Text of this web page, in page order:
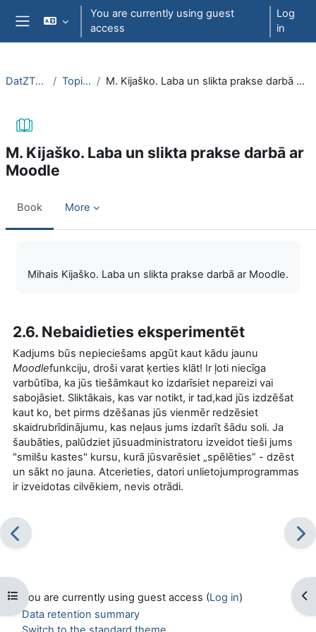
Skip to main content
You are currently using guest
access
Log
in
Open course index
DatZT003 Topic 2 M. Kijaško. Laba un slikta prakse darbā ar Moodle
M. Kijaško. Laba un slikta prakse darbā ar
Moodle
Book More
Mihais Kijaško. Laba un slikta prakse darbā ar Moodle.
2.6. Nebaidieties eksperimentēt
Kadjums būs nepieciešams apgūt kaut kādu jaunu
Moodlefunkciju, droši varat ķerties klāt! Ir ļoti niecīga
varbūtība, ka jūs tiešāmkaut ko izdarīsiet nepareizi vai
sabojāsiet. Sliktākais, kas var notikt, ir tad,kad jūs izdzēšat
kaut ko, bet pirms dzēšanas jūs vienmēr redzēsiet
skaidrubrīdinājumu, kas neļaus jums izdarīt šādu soli. Ja
šaubāties, palūdziet jūsuadministratoru izveidot tieši jums
"smilšu kastes" kursu, kurā jūsvarēsiet „spēlēties” - dzēst
un sākt no jauna. Atcerieties, datori unlietojumprogrammas
ir izveidotas cilvēkiem, nevis otrādi.
You are currently using guest access (Log in)
Data retention summary